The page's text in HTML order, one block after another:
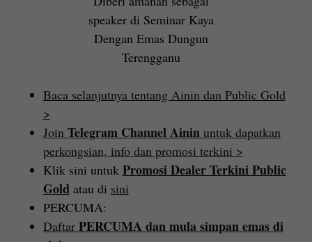
speaker di Seminar Kaya
Dengan Emas Dungun
Terengganu
Baca selanjutnya tentang Ainin dan Public Gold
>
Join Telegram Channel Aininuntuk dapatkan
perkongsian, info dan promosi terkini >
Klik sini untuk Promosi Dealer Terkini Public
Goldatau di sini
PERCUMA:
Daftar PERCUMA dan mula simpan emas di